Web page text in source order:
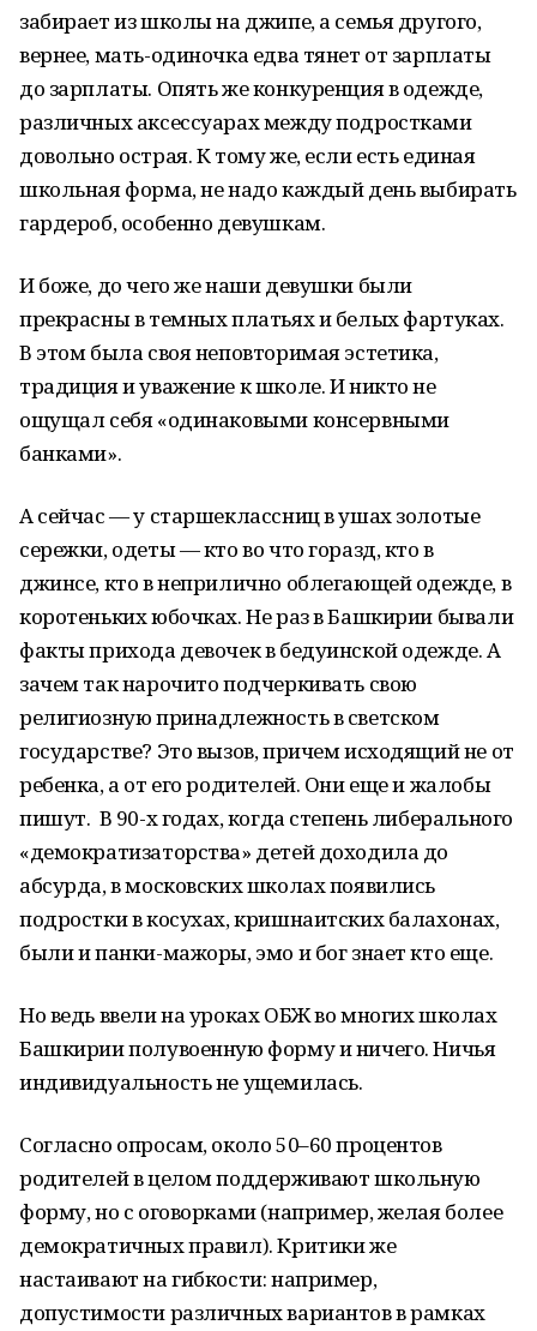
забирает из школы на джипе, а семья другого,
вернее, мать-одиночка едва тянет от зарплаты
до зарплаты. Опять же конкуренция в одежде,
различных аксессуарах между подростками
довольно острая. К тому же, если есть единая
школьная форма, не надо каждый день выбирать
гардероб, особенно девушкам.
И боже, до чего же наши девушки были
прекрасны в темных платьях и белых фартуках.
В этом была своя неповторимая эстетика,
традиция и уважение к школе. И никто не
ощущал себя «одинаковыми консервными
банками».
А сейчас — у старшеклассниц в ушах золотые
сережки, одеты — кто во что горазд, кто в
джинсе, кто в неприлично облегающей одежде, в
коротеньких юбочках. Не раз в Башкирии бывали
факты прихода девочек в бедуинской одежде. А
зачем так нарочито подчеркивать свою
религиозную принадлежность в светском
государстве? Это вызов, причем исходящий не от
ребенка, а от его родителей. Они еще и жалобы
пишут. В 90-х годах, когда степень либерального
«демократизаторства» детей доходила до
абсурда, в московских школах появились
подростки в косухах, кришнаитских балахонах,
были и панки-мажоры, эмо и бог знает кто еще.
Но ведь ввели на уроках ОБЖ во многих школах
Башкирии полувоенную форму и ничего. Ничья
индивидуальность не ущемилась.
Согласно опросам, около 50–60 процентов
родителей в целом поддерживают школьную
форму, но с оговорками (например, желая более
демократичных правил). Критики же
настаивают на гибкости: например,
допустимости различных вариантов в рамках